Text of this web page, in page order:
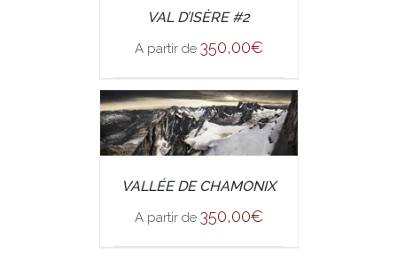
VAL D’ISÈRE #2
A partir de 350,00€
SELECT OPTIONS /
VALLÉE DE CHAMONIX
A partir de 350,00€